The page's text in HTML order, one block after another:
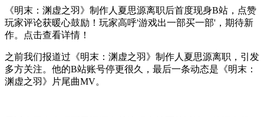
《明末：渊虚之羽》制作人夏思源离职后首度现身B站，点赞
玩家评论获暖心鼓励！玩家高呼'游戏出一部买一部'，期待新
作。点击查看详情！
之前我们报道过《明末：渊虚之羽》制作人夏思源离职，引发
多方关注。他的B站账号停更很久，最后一条动态是《明末：
渊虚之羽》片尾曲MV。